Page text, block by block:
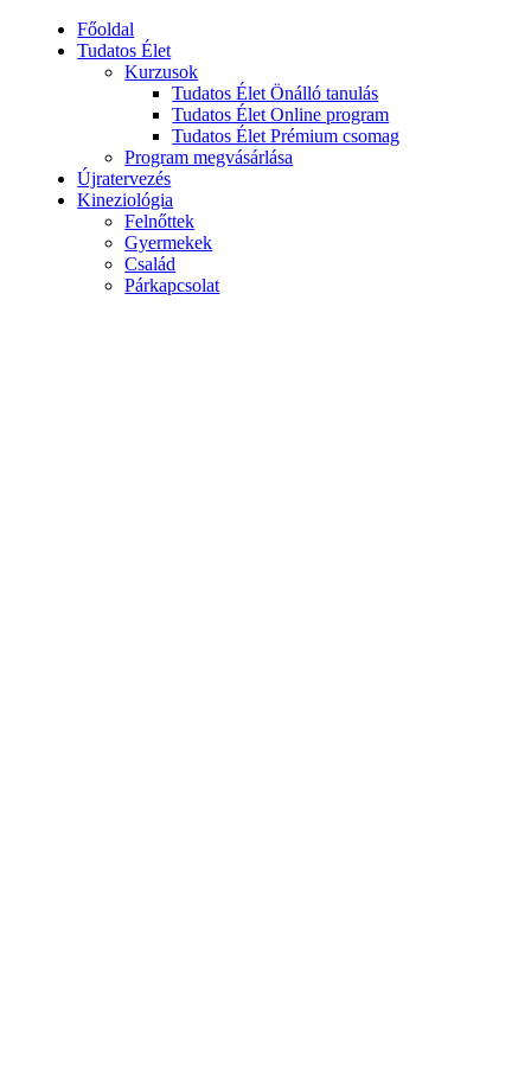
Főoldal
Tudatos Élet
Kurzusok
Tudatos Élet Önálló tanulás
Tudatos Élet Online program
Tudatos Élet Prémium csomag
Program megvásárlása
Újratervezés
Kineziológia
Felnőttek
Gyermekek
Család
Párkapcsolat